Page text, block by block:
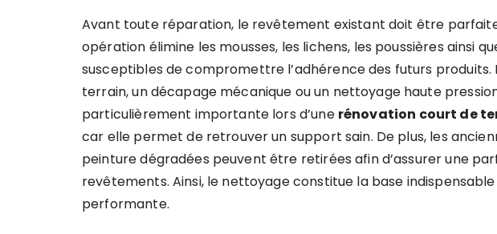
Avant toute réparation, le revêtement existant doit être
opération élimine les mousses, les lichens, les poussières ainsi
susceptibles de compromettre l’adhérence des futurs produits.
terrain, un décapage mécanique ou un nettoyage haute
particulièrement importante lors d’une rénovation court de
car elle permet de retrouver un support sain. De plus, les
peinture dégradées peuvent être retirées afin d’assurer une
revêtements. Ainsi, le nettoyage constitue la base
performante.